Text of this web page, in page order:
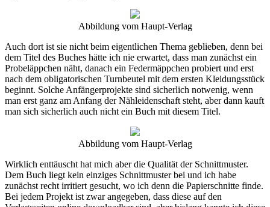
Abbildung vom Haupt-Verlag
Auch dort ist sie nicht beim eigentlichen Thema geblieben, denn bei
dem Titel des Buches hätte ich nie erwartet, dass man zunächst ein
Probeläppchen näht, danach ein Federmäppchen probiert und erst
nach dem obligatorischen Turnbeutel mit dem ersten Kleidungsstück
beginnt. Solche Anfängerprojekte sind sicherlich notwenig, wenn
man erst ganz am Anfang der Nähleidenschaft steht, aber dann kauft
man sich sicherlich auch nicht ein Buch mit diesem Titel.
Abbildung vom Haupt-Verlag
Wirklich enttäuscht hat mich aber die Qualität der Schnittmuster.
Dem Buch liegt kein einziges Schnittmuster bei und ich habe
zunächst recht irritiert gesucht, wo ich denn die Papierschnitte finde.
Bei jedem Projekt ist zwar angegeben, dass diese auf den